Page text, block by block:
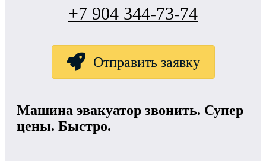
+7 904 344-73-74
Отправить заявку
Машина эвакуатор звонить. Супер
цены. Быстро.